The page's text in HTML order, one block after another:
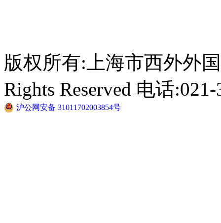
版权所有:上海市西外外
Rights Reserved 电话
沪公网安备 31011702003854号